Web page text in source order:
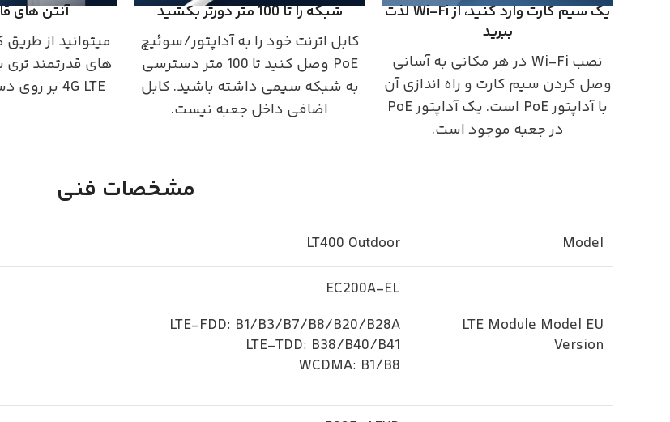
یک سیم کارت وارد کنید، از Wi-Fi لذت
ببرید
نصب Wi-Fi در هر مکانی به آسانی
وصل کردن سیم کارت و راه اندازی آن
با آداپتور PoE است. یک آداپتور PoE
در جعبه موجود است.
شبکه را تا 100 متر دورتر بکشید
کابل اترنت خود را به آداپتور/سوئیچ
PoE وصل کنید تا 100 متر دسترسی
به شبکه سیمی داشته باشید. کابل
اضافی داخل جعبه نیست.
آنتن های
های قدرتمند تری
4G LTE بر روی دستگاه نسب کنید
مشخصات فنی
Model
LT400 Outdoor
LTE Module Model EU
Version
EC200A-EL
LTE-FDD: B1/B3/B7/B8/B20/B28A
LTE-TDD: B38/B40/B41
WCDMA: B1/B8